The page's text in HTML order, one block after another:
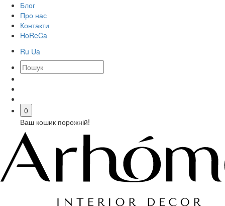
Блог
Про нас
Контакти
HoReCa
Ru Ua
0
Ваш кошик порожній!